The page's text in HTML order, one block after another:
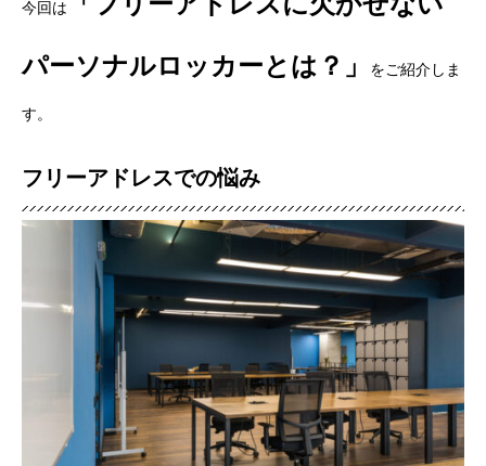
今回は
パーソナルロッカーとは？」 をご紹介しま
す。
フリーアドレスでの悩み